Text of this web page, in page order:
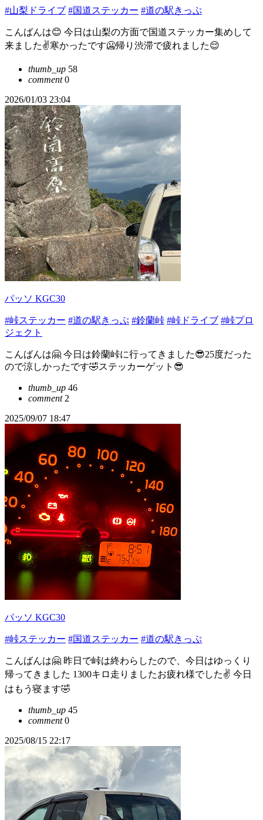
#山梨ドライブ #国道ステッカー #道の駅きっぷ
こんばんは😊 今日は山梨の方面で国道ステッカー集めして
来ました✌️寒かったです🥶帰り渋滞で疲れました😌
thumb_up 58
comment0
2026/01/03 23:04
パッソ KGC30
#峠ステッカー #道の駅きっぷ #鈴蘭峠 #峠ドライブ #峠プロ
ジェクト
こんばんは🤗 今日は鈴蘭峠に行ってきました😎25度だった
ので涼しかったです🤣ステッカーゲット😎
thumb_up 46
comment2
2025/09/07 18:47
パッソ KGC30
#峠ステッカー #国道ステッカー #道の駅きっぷ
こんばんは🤗 昨日で峠は終わらしたので、今日はゆっくり
帰ってきました 1300キロ走りましたお疲れ様でした✌️ 今日
はもう寝ます🤣
thumb_up 45
comment0
2025/08/15 22:17